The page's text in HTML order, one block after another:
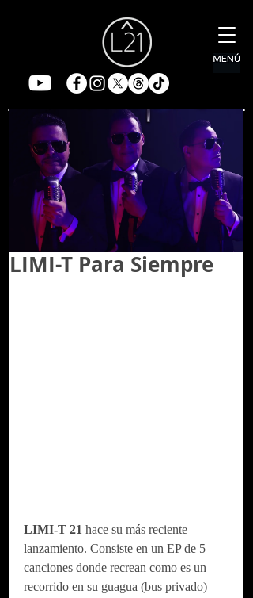
LIMI-T Para Siempre
LIMI-T 21 hace su más reciente
lanzamiento. Consiste en un EP de 5
canciones donde recrean como es un
recorrido en su guagua (bus privado)